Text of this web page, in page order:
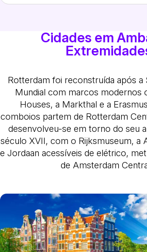
Cidades em
Rotterdam foi reconstruída após a
Mundial com marcos modernos
Houses, a Markthal e a
comboios partem de Rotterdam
desenvolveu-se em torno do seu
século XVII, com o Rijksmuseum, a
e Jordaan acessíveis de elétrico,
de Amsterdam